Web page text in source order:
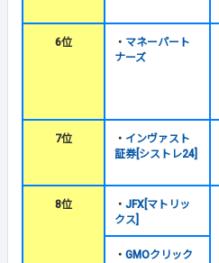
6位 ・ マネーパート
ナーズ
7位 ・ インヴァスト
証券[シストレ24]
8位 ・ JFX[マトリッ
クス]
・ GMOクリック